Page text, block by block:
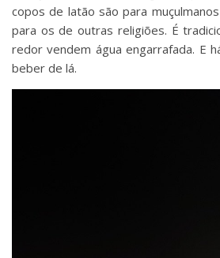
copos de latão são para
para os de outras religiões. É
redor vendem água engarrafada. E
beber de lá.